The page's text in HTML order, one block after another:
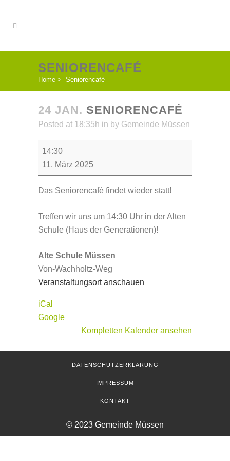
SENIORENCAFÉ
Home > Seniorencafé
24 JAN. SENIORENCAFÉ
Posted at 18:35h in by Gemeinde Müssen
Seniorencafé
14:30
11. März 2025
Das Seniorencafé findet wieder statt!
Treffen wir uns um 14:30 Uhr in der Alten
Schule (Haus der Generationen)!
Alte Schule Müssen
Von-Wachholtz-Weg
Veranstaltungsort anschauen
iCal
Google
Kompletten Kalender ansehen
DATENSCHUTZERKLÄRUNG
IMPRESSUM
KONTAKT
© 2023 Gemeinde Müssen